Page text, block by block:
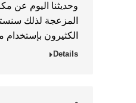
وحديثنا اليوم عن
المزعجة لذلك
الكثيرون
Details